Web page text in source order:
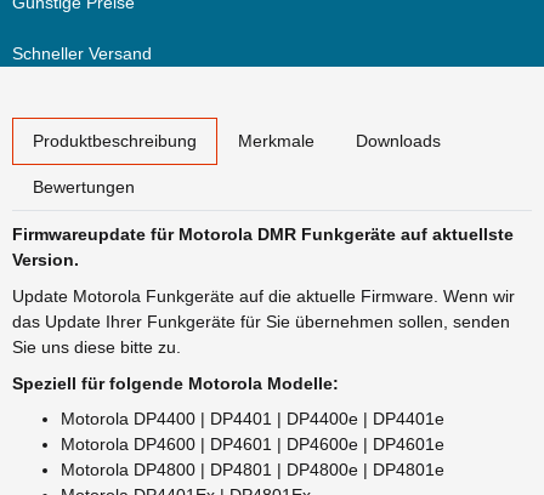
Schneller Versand
Produktbeschreibung Merkmale Downloads
Bewertungen
Firmwareupdate für Motorola DMR Funkgeräte auf aktuellste
Version.
Update Motorola Funkgeräte auf die aktuelle Firmware. Wenn wir
das Update Ihrer Funkgeräte für Sie übernehmen sollen, senden
Sie uns diese bitte zu.
Speziell für folgende Motorola Modelle:
Motorola DP4400 | DP4401 | DP4400e | DP4401e
Motorola DP4600 | DP4601 | DP4600e | DP4601e
Motorola DP4800 | DP4801 | DP4800e | DP4801e